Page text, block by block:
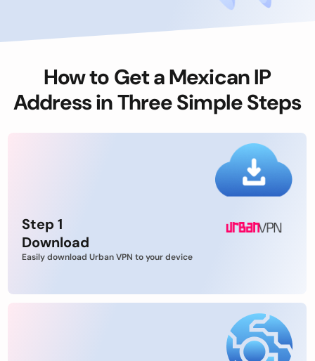
How to Get a Mexican IP
Address in Three Simple Steps
Step 1
Download
Easily download Urban VPN to your device